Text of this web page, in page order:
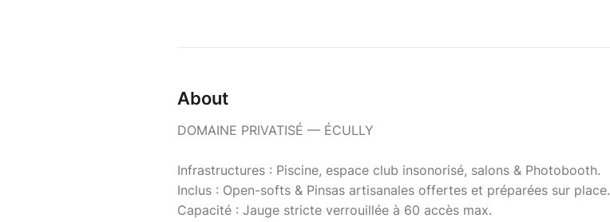
About
DOMAINE PRIVATISÉ — ÉCULLY
Infrastructures : Piscine, espace club insonorisé, salons & Photobooth.
Inclus : Open-softs & Pinsas artisanales offertes et préparées sur place.
Capacité : Jauge stricte verrouillée à 60 accès max.